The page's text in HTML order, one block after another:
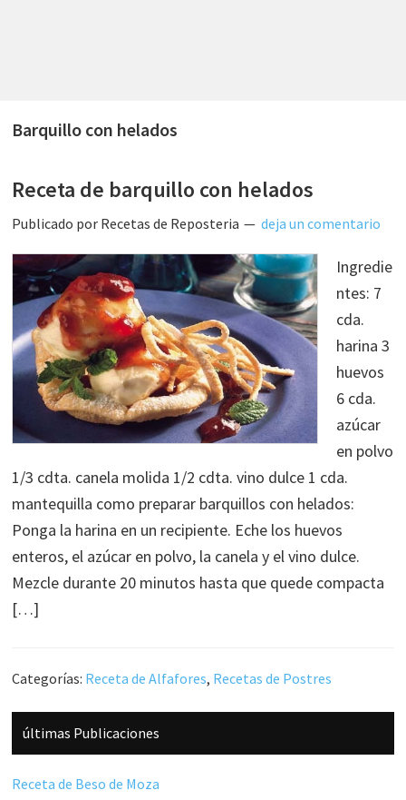
Barquillo con helados
Receta de barquillo con helados
Publicado por Recetas de Reposteria deja un comentario
Ingredie
ntes: 7
cda.
harina 3
huevos
6 cda.
azúcar
en polvo
1/3 cdta. canela molida 1/2 cdta. vino dulce 1 cda.
mantequilla como preparar barquillos con helados:
Ponga la harina en un recipiente. Eche los huevos
enteros, el azúcar en polvo, la canela y el vino dulce.
Mezcle durante 20 minutos hasta que quede compacta
[…]
Categorías: Receta de Alfafores, Recetas de Postres
Barra
lateral
principal
últimas Publicaciones
Receta de Beso de Moza